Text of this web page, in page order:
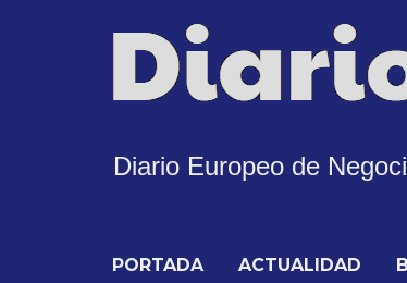
Diario Europeo de
PORTADA ACTUALIDAD